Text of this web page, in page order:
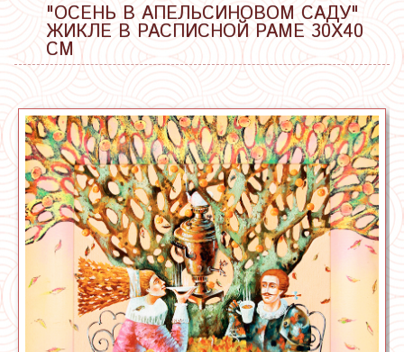
"ОСЕНЬ В АПЕЛЬСИНОВОМ САДУ"
ЖИКЛЕ В РАСПИСНОЙ РАМЕ 30Х40
СМ